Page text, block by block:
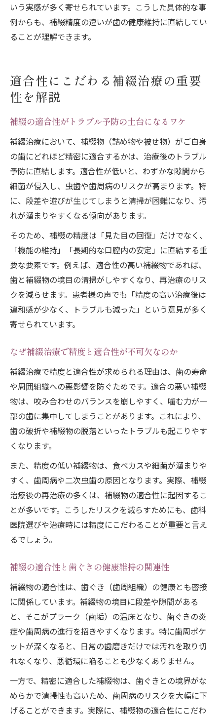
いう実感が多く寄せられています。こうした具体的な事
例からも、補綴精度の違いが歯の健康維持に直結してい
ることが理解できます。
適合性にこだわる補綴治療の重要
性を解説
補綴の適合性がトラブル予防の土台になるワケ
補綴治療において、補綴物（詰め物や被せ物）がご自身
の歯にどれほど精密に適合するかは、治療後のトラブル
予防に直結します。適合性が低いと、わずかな隙間から
細菌が侵入し、虫歯や歯周病のリスクが高まります。特
に、段差や遊びが生じてしまうと清掃が困難になり、汚
れが溜まりやすくなる傾向があります。
そのため、補綴の精度は「見た目の回復」だけでなく、
「機能の維持」「長期的な口腔内の安定」に直結する重
要な要素です。例えば、適合性の高い補綴物であれば、
歯と補綴物の境目の清掃がしやすくなり、再治療のリス
クを減らせます。患者様の声でも「精度の高い治療後は
違和感が少なく、トラブルも減った」という意見が多く
寄せられています。
なぜ補綴治療で精度と適合性が不可欠なのか
補綴治療で精度と適合性が求められる理由は、歯の寿命
や周囲組織への悪影響を防ぐためです。適合の悪い補綴
物は、咬み合わせのバランスを崩しやすく、噛む力が一
部の歯に集中してしまうことがあります。これにより、
歯の破折や補綴物の脱落といったトラブルも起こりやす
くなります。
また、精度の低い補綴物は、食べカスや細菌が溜まりや
すく、歯周病や二次虫歯の原因となります。実際、補綴
治療後の再治療の多くは、補綴物の適合性に起因するこ
とが多いです。こうしたリスクを減らすためにも、歯科
医院選びや治療時には精度にこだわることが重要と言え
るでしょう。
補綴の適合性と歯ぐきの健康維持の関連性
補綴物の適合性は、歯ぐき（歯周組織）の健康とも密接
に関係しています。補綴物の境目に段差や隙間がある
と、そこがプラーク（歯垢）の温床となり、歯ぐきの炎
症や歯周病の進行を招きやすくなります。特に歯周ポケ
ットが深くなると、日常の歯磨きだけでは汚れを取り切
れなくなり、悪循環に陥ることも少なくありません。
一方で、精密に適合した補綴物は、歯ぐきとの境界がな
めらかで清掃性も高いため、歯周病のリスクを大幅に下
げることができます。実際に、補綴物の適合性にこだわ